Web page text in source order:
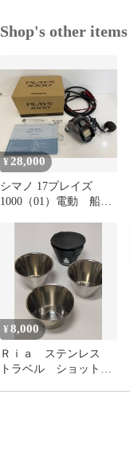
Shop's other items
¥28,000
シマノ 17プレイズ
1000（01）電動 船釣
ふかせ釣り 胴突
¥8,000
Ｒｉａ ステンレス
トラベル ショットカ